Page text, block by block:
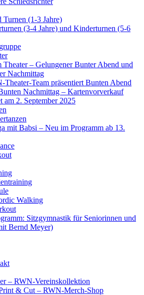
(1-3 Jahre)
(3-4 Jahre) und Kinderturnen (5-6
Theater – Gelungener Bunter Abend und
Nachmittag
Theater-Team präsentiert Bunten Abend
Nachmittag – Kartenvorverkauf
am 2. September 2025
mit Babsi – Neu im Programm ab 13.
Walking
Sitzgymnastik für Seniorinnen und
Bernd Meyer)
– RWN-Vereinskollektion
& Cut – RWN-Merch-Shop